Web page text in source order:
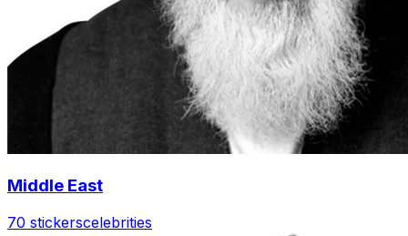
Middle East
70 stickerscelebrities